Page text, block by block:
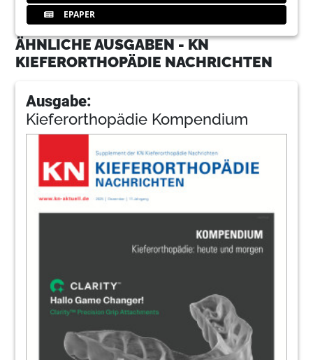
EPAPER
ÄHNLICHE AUSGABEN - KN
KIEFERORTHOPÄDIE NACHRICHTEN
Ausgabe:
Kieferorthopädie Kompendium